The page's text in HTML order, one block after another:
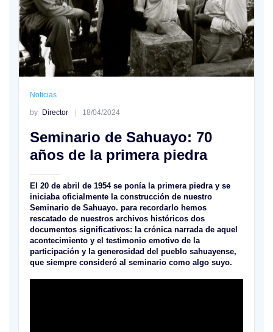
Noticias
by Director 18/04/2024
Seminario de Sahuayo: 70
años de la primera piedra
El 20 de abril de 1954 se ponía la primera piedra y se
iniciaba oficialmente la construcción de nuestro
Seminario de Sahuayo. para recordarlo hemos
rescatado de nuestros archivos históricos dos
documentos significativos: la crónica narrada de aquel
acontecimiento y el testimonio emotivo de la
participación y la generosidad del pueblo sahuayense,
que siempre consideró al seminario como algo suyo.